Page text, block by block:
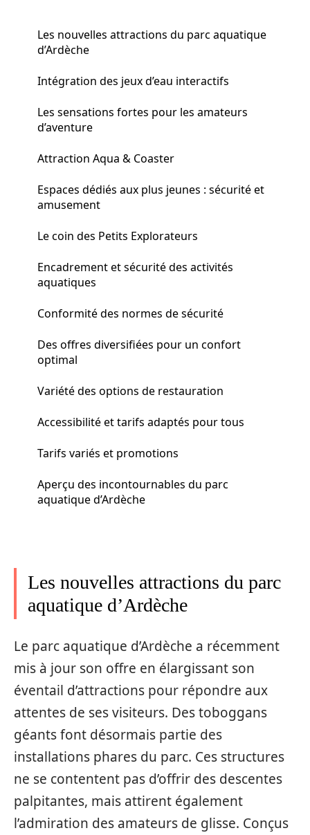
Les nouvelles attractions du parc aquatique
d’Ardèche
Intégration des jeux d’eau interactifs
Les sensations fortes pour les amateurs
d’aventure
Attraction Aqua & Coaster
Espaces dédiés aux plus jeunes : sécurité et
amusement
Le coin des Petits Explorateurs
Encadrement et sécurité des activités
aquatiques
Conformité des normes de sécurité
Des offres diversifiées pour un confort
optimal
Variété des options de restauration
Accessibilité et tarifs adaptés pour tous
Tarifs variés et promotions
Aperçu des incontournables du parc
aquatique d’Ardèche
Les nouvelles attractions du parc
aquatique d’Ardèche
Le parc aquatique d’Ardèche a récemment
mis à jour son offre en élargissant son
éventail d’attractions pour répondre aux
attentes de ses visiteurs. Des toboggans
géants font désormais partie des
installations phares du parc. Ces structures
ne se contentent pas d’offrir des descentes
palpitantes, mais attirent également
l’admiration des amateurs de glisse. Conçus